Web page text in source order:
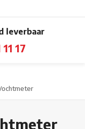
leverbaar
17